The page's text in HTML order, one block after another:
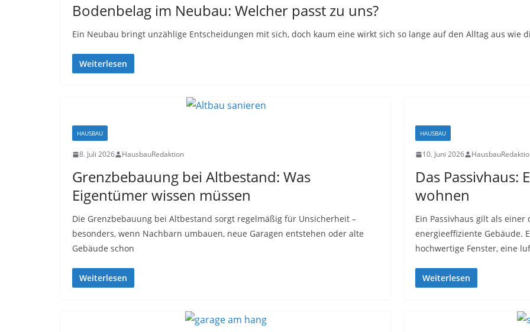
Bodenbelag im Neubau: Welcher passt zu uns?
Ein Neubau bringt unzählige Entscheidungen mit sich, doch kaum eine wirkt sich so lange auf den Alltag aus wie
Weiterlesen
HAUSBAU
8. Juli 2026 HausbauRedaktion
Grenzbebauung bei Altbestand: Was
Eigentümer wissen müssen
Die Grenzbebauung bei Altbestand sorgt regelmäßig für Unsicherheit –
besonders, wenn Nachbarn umbauen, neue Garagen entstehen oder alte
Gebäude schon
Weiterlesen
HAUSBAU
10. Juni 2026
Das Passivhaus:
wohnen
Ein Passivhaus gilt als
energieeffiziente Gebäude.
hochwertige Fenster, eine
Weiterlesen